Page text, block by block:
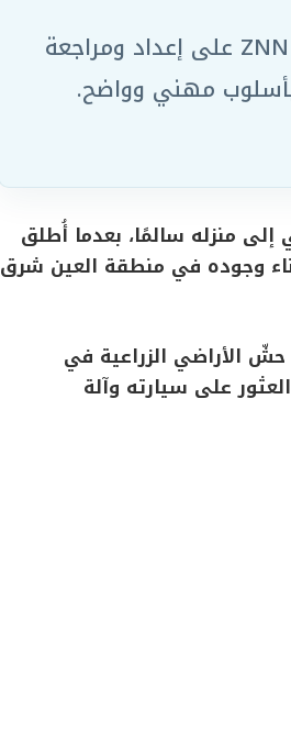
يعمل ضمن الفريق التحريري في موقع ZNN على إعداد ومراجعة
بأسلوب مهني وواضح.
منزله سالمًا، بعدما أُطلق
وجوده في منطقة العين شرق
الأراضي الزراعية في
على سيارته وآلة